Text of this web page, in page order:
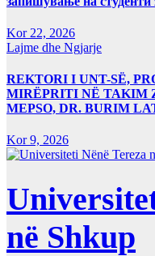
Kor 22, 2026
Lajme dhe Ngjarje
REKTORI I UNT-SË,
MIRËPRITI NË TAKIM
MEPSO, DR. BURIM
Kor 9, 2026
në Shkup